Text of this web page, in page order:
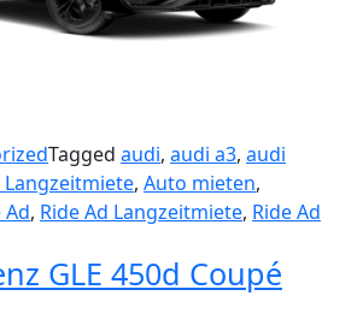
Tagged audi, audi a3, audi
, Auto mieten,
Ad, Ride Ad Langzeitmiete, Ride Ad
GLE 450d Coupé